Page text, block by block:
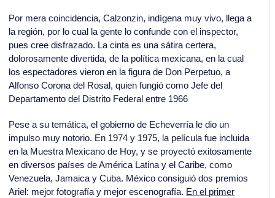
Por mera coincidencia, Calzonzin, indígena muy vivo, llega a
la región, por lo cual la gente lo confunde con el inspector,
pues cree disfrazado. La cinta es una sátira certera,
dolorosamente divertida, de la política mexicana, en la cual
los espectadores vieron en la figura de Don Perpetuo, a
Alfonso Corona del Rosal, quien fungió como Jefe del
Departamento del Distrito Federal entre 1966
Pese a su temática, el gobierno de Echeverría le dio un
impulso muy notorio. En 1974 y 1975, la película fue incluida
en la Muestra Mexicano de Hoy, y se proyectó exitosamente
en diversos países de América Latina y el Caribe, como
Venezuela, Jamaica y Cuba. México consiguió dos premios
Ariel: mejor fotografía y mejor escenografía. En el primer